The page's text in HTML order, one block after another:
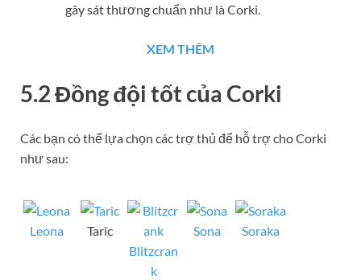
gây sát thương chuẩn như là Corki.
XEM THÊM
5.2 Đồng đội tốt của Corki
Các bạn có thể lựa chọn các trợ thủ để hỗ trợ cho Corki
như sau:
Leona
Taric
Blitzcran
k
Sona Soraka